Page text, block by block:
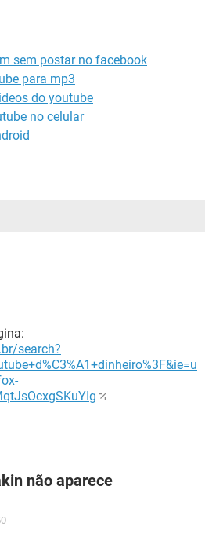
sem postar no facebook
para mp3
do youtube
no celular
search?
não aparece